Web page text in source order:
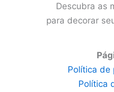
Descubra as
para decorar
Política de
Política